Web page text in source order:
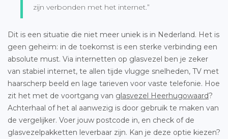
zijn verbonden met het internet.”
Dit is een situatie die niet meer uniek is in Nederland. Het is
geen geheim: in de toekomst is een sterke verbinding een
absolute must. Via internetten op glasvezel ben je zeker
van stabiel internet, te allen tijde vlugge snelheden, TV met
haarscherp beeld en lage tarieven voor vaste telefonie. Hoe
zit het met de voortgang van glasvezel Heerhugowaard?
Achterhaal of het al aanwezig is door gebruik te maken van
de vergelijker. Voer jouw postcode in, en check of de
glasvezelpakketten leverbaar zijn. Kan je deze optie kiezen?